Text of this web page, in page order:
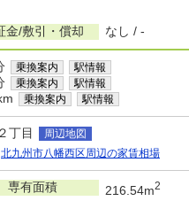
金/敷引・償却 なし / -
乗換案内 駅情報
乗換案内 駅情報
乗換案内 駅情報
丁目
周辺地図
北九州市八幡西区周辺の家賃相場
専有面積 216.54m2